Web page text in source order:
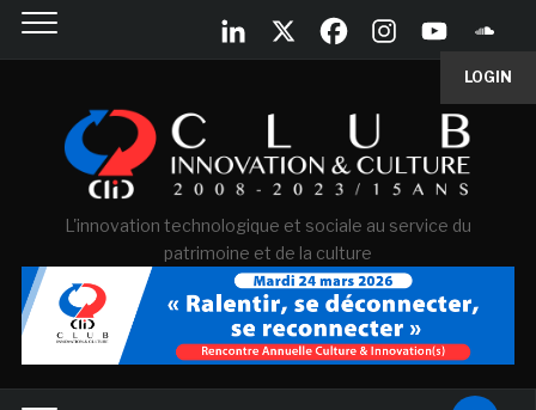
LOGIN
L'innovation technologique et sociale au service du
patrimoine et de la culture